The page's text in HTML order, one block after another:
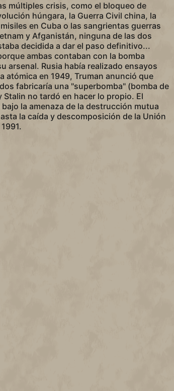
múltiples crisis, como el bloqueo de
húngara, la Guerra Civil china, la
en Cuba o las sangrientas guerras
y Afganistán, ninguna de las dos
decidida a dar el paso definitivo...
ambas contaban con la bomba
arsenal. Rusia había realizado ensayos
atómica en 1949, Truman anunció que
fabricaría una "superbomba" (bomba de
Stalin no tardó en hacer lo propio. El
la amenaza de la destrucción mutua
la caída y descomposición de la Unión